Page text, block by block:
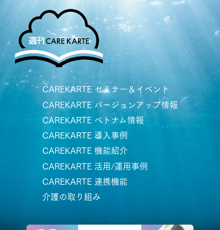
CAREKARTE セミナー＆イベント
CAREKARTE バージョンアップ情報
CAREKARTE ベトナム情報
CAREKARTE 導入事例
CAREKARTE 機能紹介
CAREKARTE 活用/運用事例
CAREKARTE 連携機能
介護の取り組み